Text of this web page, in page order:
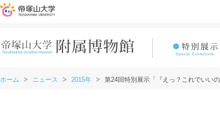
ホーム ニュース 2015年 第24回特別展示「『えっ？これでいい